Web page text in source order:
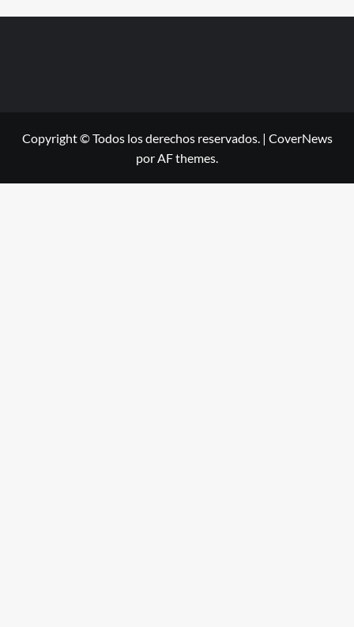
Copyright © Todos los derechos reservados. | CoverNews
por AF themes.